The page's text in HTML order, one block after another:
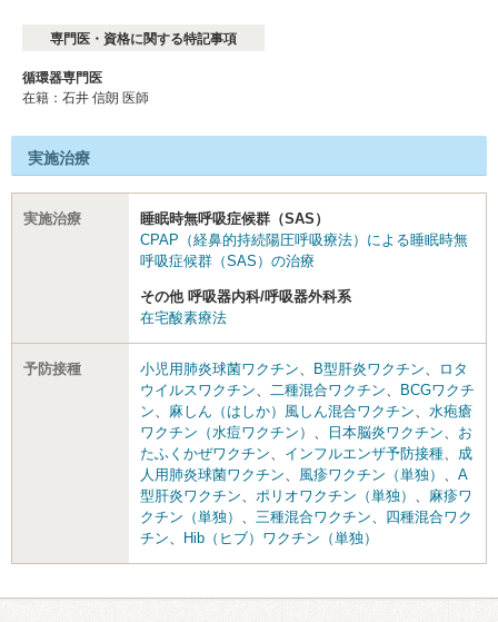
専門医・資格に関する特記事項
循環器専門医
在籍：石井 信朗 医師
実施治療
実施治療
睡眠時無呼吸症候群（SAS）
CPAP（経鼻的持続陽圧呼吸療法）による睡眠時無
呼吸症候群（SAS）の治療
その他 呼吸器内科/呼吸器外科系
在宅酸素療法
予防接種 小児用肺炎球菌ワクチン B型肝炎ワクチン
ロタ
ウイルスワクチン
二種混合ワクチン
BCGワクチ
ン
麻しん（はしか）風しん混合ワクチン
水疱瘡
ワクチン（水痘ワクチン）
日本脳炎ワクチン
お
たふくかぜワクチン
インフルエンザ予防接種
成
人用肺炎球菌ワクチン
風疹ワクチン（単独）
A
型肝炎ワクチン
ポリオワクチン（単独）
麻疹ワ
クチン（単独）
三種混合ワクチン
四種混合ワク
チン
Hib（ヒブ）ワクチン（単独）